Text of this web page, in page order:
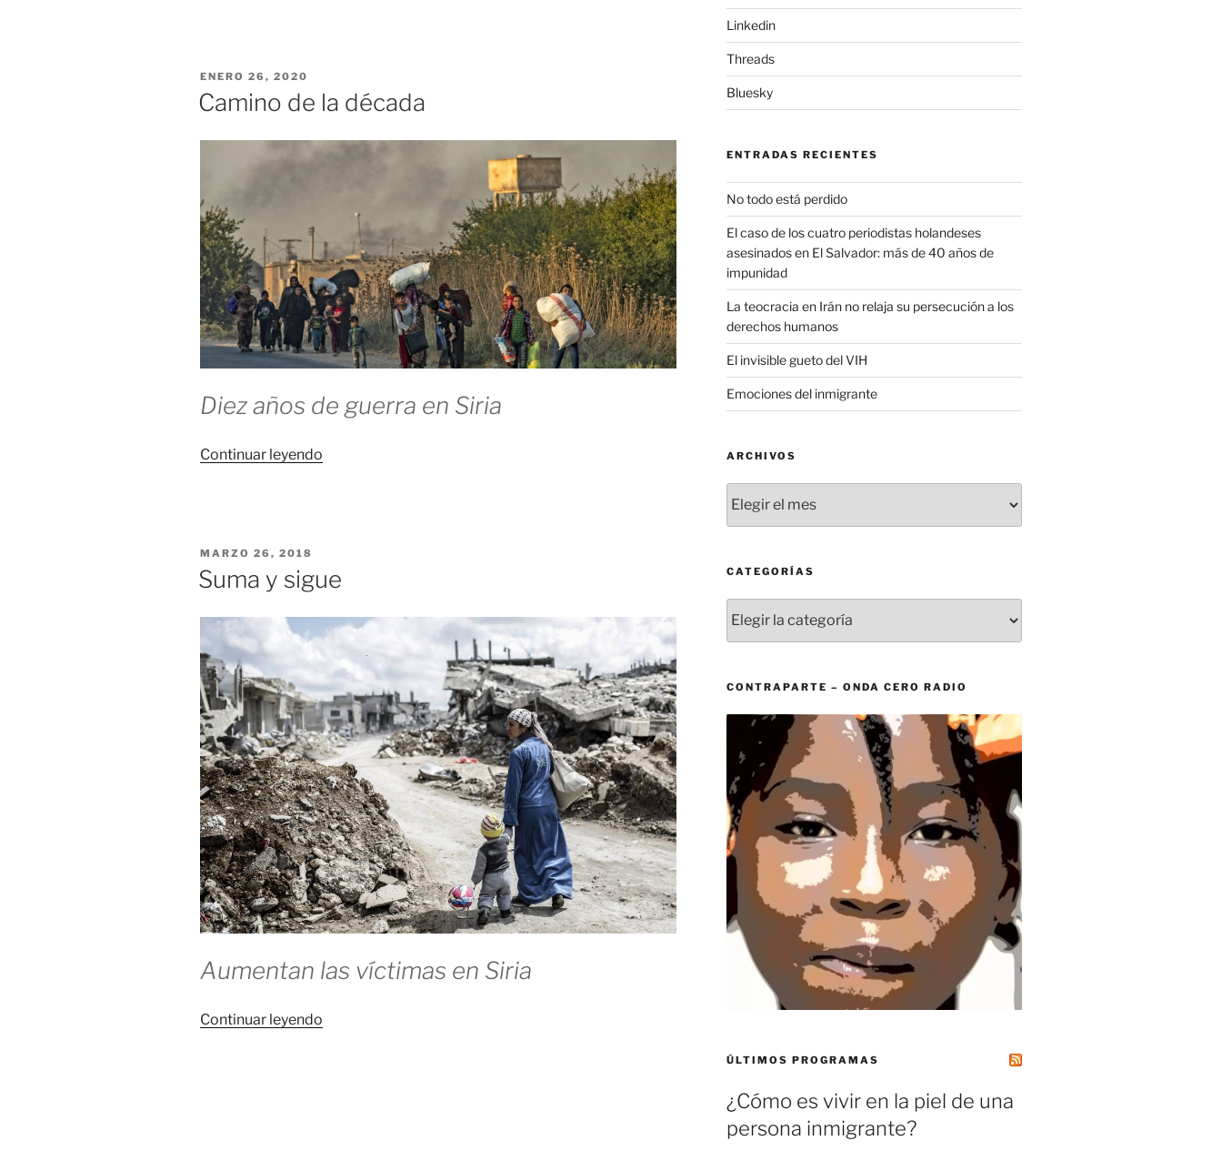
muchas
cosas»
PUBLICADO
EL
ENERO 26, 2020
Camino de la década
Diez años de guerra en Siria
Continuar leyendo
PUBLICADO
EL
MARZO 26, 2018
Suma y sigue
Aumentan las víctimas en Siria
Continuar leyendo
Linkedin
Threads
Bluesky
ENTRADAS RECIENTES
No todo está perdido
El caso de los cuatro periodistas holandeses
asesinados en El Salvador: más de 40 años de
impunidad
La teocracia en Irán no relaja su persecución a los
derechos humanos
El invisible gueto del VIH
Emociones del inmigrante
ARCHIVOS
CATEGORÍAS
CONTRAPARTE – ONDA CERO RADIO
ÚLTIMOS PROGRAMAS
¿Cómo es vivir en la piel de una
persona inmigrante?